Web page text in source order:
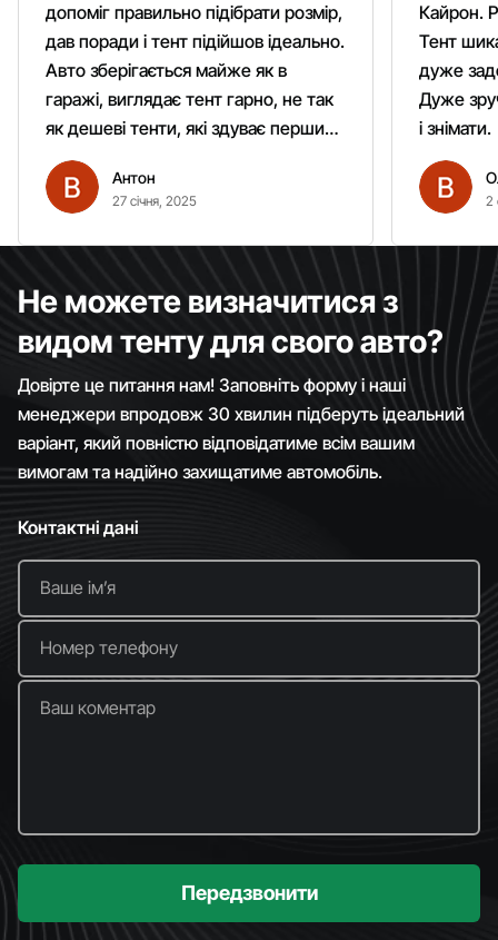
допоміг правильно підібрати розмір,
дав поради і тент підійшов ідеально.
Авто зберігається майже як в
гаражі, виглядає тент гарно, не так
як дешеві тенти, які здуває першим
вітром. Гарно кріпиться.
Рекомендую однозначно!
Антон
27 січня, 2025
Кайрон.
Тент
дуже
Дуже
і знімати.
2
Не можете визначитися з
видом тенту для свого авто?
Довірте це питання нам! Заповніть форму і наші
менеджери впродовж 30 хвилин підберуть ідеальний
варіант, який повністю відповідатиме всім вашим
вимогам та надійно захищатиме автомобіль.
Контактні дані
Ваше імʼя
Номер телефону
Ваш коментар
Передзвонити